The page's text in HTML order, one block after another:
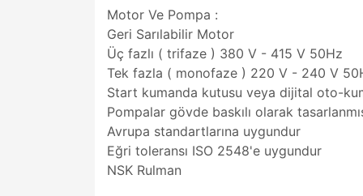
Motor Ve Pompa :
Geri Sarılabilir Motor
Üç fazlı ( trifaze ) 380 V - 415 V 50Hz
Tek fazla ( monofaze ) 220 V - 240 V
Start kumanda kutusu veya dijital oto-
Pompalar gövde baskılı olarak
Avrupa standartlarına uygundur
Eğri toleransı ISO 2548'e uygundur
NSK Rulman